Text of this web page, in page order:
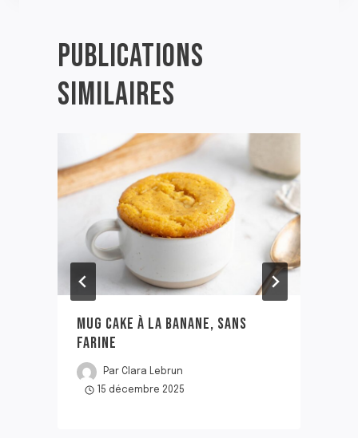
PUBLICATIONS
SIMILAIRES
MUG CAKE À LA BANANE, SANS
FARINE
Par Clara Lebrun
15 décembre 2025